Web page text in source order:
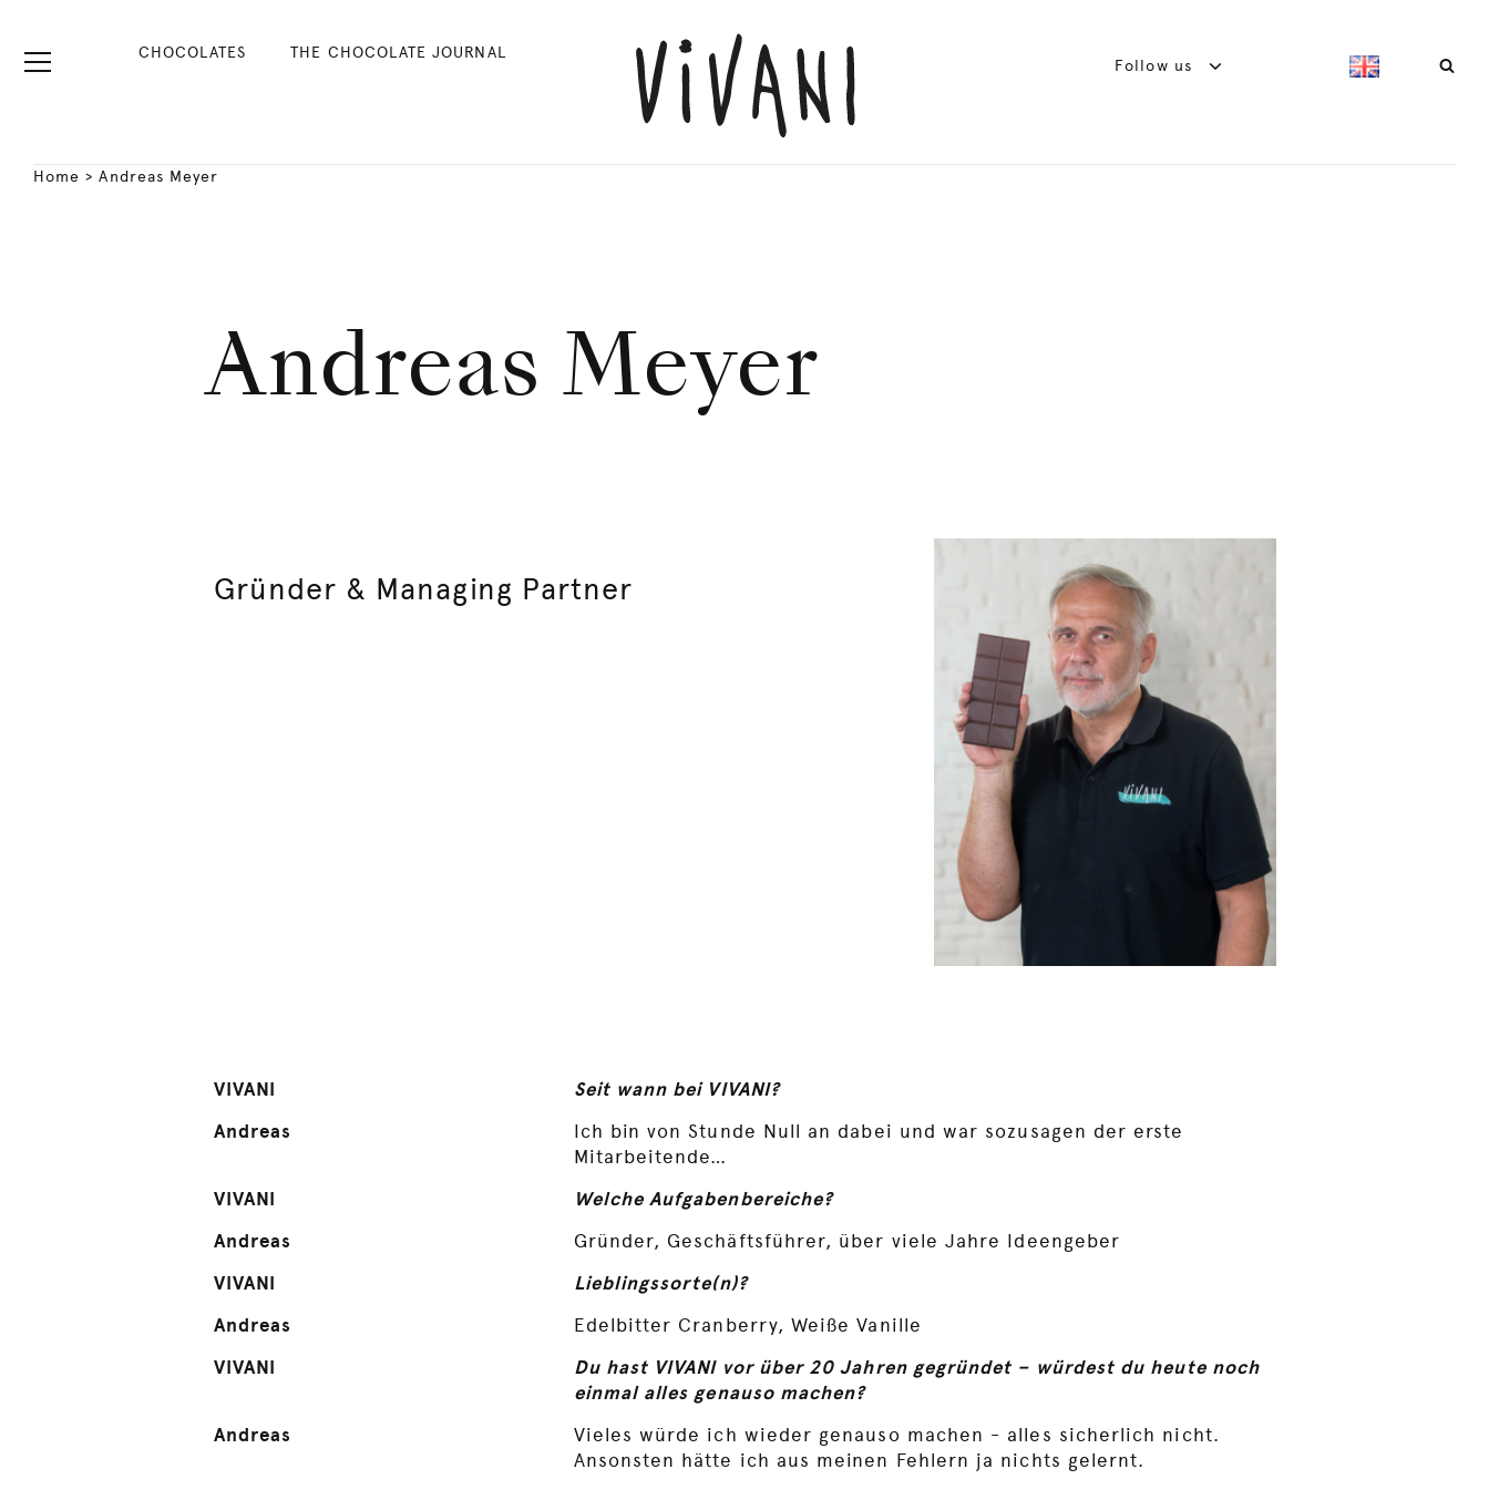
CHOCOLATES THE CHOCOLATE JOURNAL
Follow us
Home >Andreas Meyer
Andreas Meyer
Gründer & Managing Partner
VIVANI
Seit wann bei VIVANI?
Andreas
Ich bin von Stunde Null an dabei und war sozusagen der erste
Mitarbeitende…
VIVANI
Welche Aufgabenbereiche?
Andreas
Gründer, Geschäftsführer, über viele Jahre Ideengeber
VIVANI
Lieblingssorte(n)?
Andreas
Edelbitter Cranberry, Weiße Vanille
VIVANI
Du hast VIVANI vor über 20 Jahren gegründet – würdest du heute noch
einmal alles genauso machen?
Andreas
Vieles würde ich wieder genauso machen - alles sicherlich nicht.
Ansonsten hätte ich aus meinen Fehlern ja nichts gelernt.